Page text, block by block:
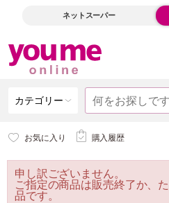
ネットスーパー
カテゴリー
お気に入り 購入履歴
申し訳ございません。
ご指定の商品は販売終了か、
品です。